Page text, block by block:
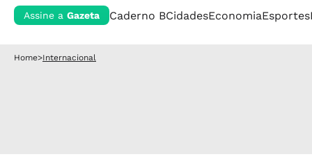
Assine a Gazeta Caderno BCidadesEconomiaEsportes
Home>Internacional